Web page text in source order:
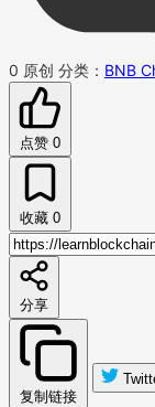
0 原创 分类： BNB
点赞 0
收藏 0
分享
复制链接